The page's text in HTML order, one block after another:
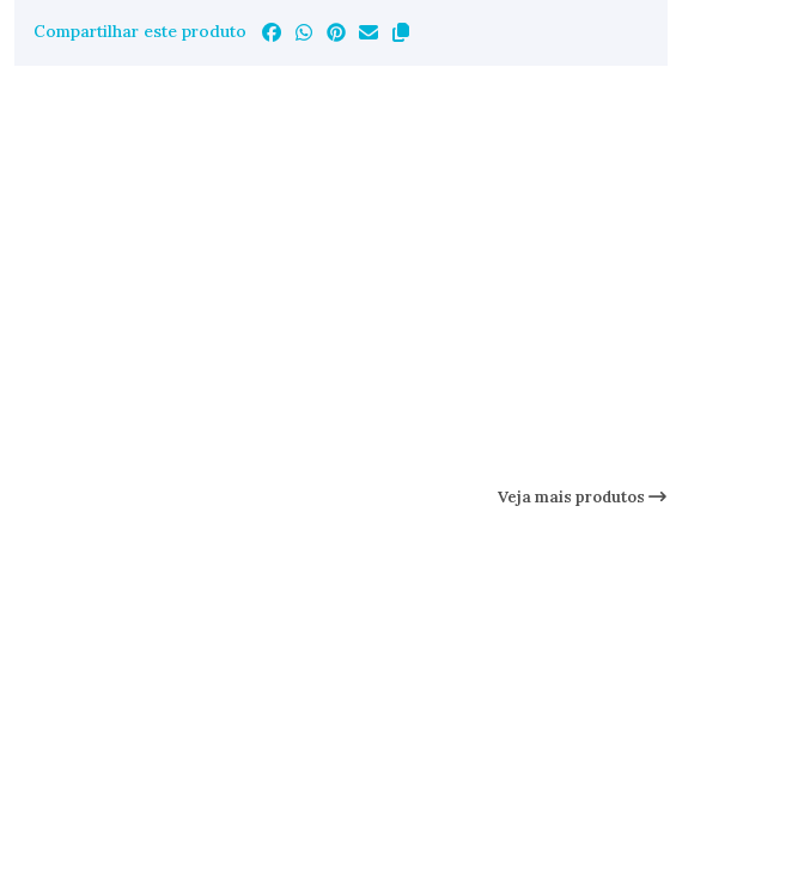
Compartilhar este produto
Veja mais produtos